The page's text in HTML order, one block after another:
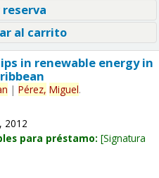
al carrito
in renewable energy in
| Pérez, Miguel.
2012
para préstamo: Signatura